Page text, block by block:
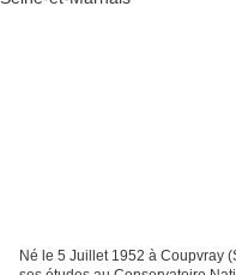
Né le 5 Juillet 1952 à Coupvray